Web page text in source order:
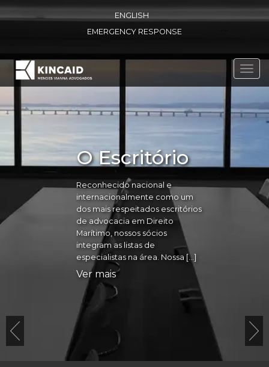
ENGLISH
EMERGENCY RESPONSE
O Escritório
Reconhecido nacional e
internacionalmente como um
dos mais respeitados escritórios
de advocacia em Direito
Marítimo, nossos sócios
integram as listas de
especialistas na área. Nossa […]
Ver mais